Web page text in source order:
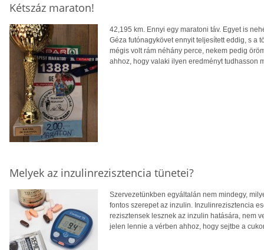
Kétszáz maraton!
42,195 km. Ennyi egy maratoni táv. Egyet is
Géza futónagykövet ennyit teljesített eddig, s a
mégis volt rám néhány perce, nekem pedig
ahhoz, hogy valaki ilyen eredményt tudhasson
Melyek az inzulinrezisztencia tünetei?
Szervezetünkben egyáltalán nem mindegy,
fontos szerepet az inzulin. Inzulinrezisztencia
rezisztensek lesznek az inzulin hatására, nem
jelen lennie a vérben ahhoz, hogy sejtbe a